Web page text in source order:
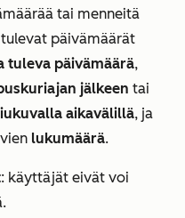
tai menneitä
päivämäärät
tuleva päivämäärä,
jälkeen tai
aikavälillä, ja
lukumäärä.
: käyttäjät eivät voi